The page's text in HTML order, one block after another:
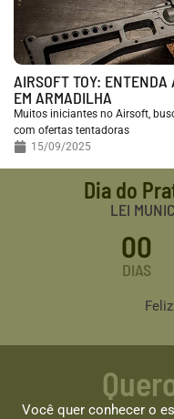
AIRSOFT TOY: ENTENDA
EM ARMADILHA
Muitos iniciantes no Airsoft,
com ofertas tentadoras
15/09/2025
Dia do
LEI
00
DIAS
Você quer conhecer o